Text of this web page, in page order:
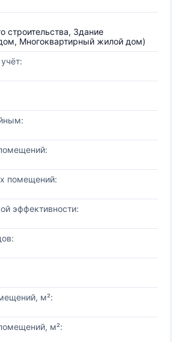
строительства, Здание
Многоквартирный жилой дом)
помещений:
эффективности:
м²:
м²: